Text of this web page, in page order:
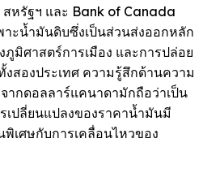
หรัฐฯ และ Bank of Canada
ะน้ำมันดิบซึ่งเป็นส่วนส่งออกหลัก
มิศาสตร์การเมือง และการปล่อย
สองประเทศ ความรู้สึกด้านความ
ากดอลลาร์แคนาดามักถือว่าเป็น
เปลี่ยนแปลงของราคาน้ำมันมี
เศษกับการเคลื่อนไหวของ